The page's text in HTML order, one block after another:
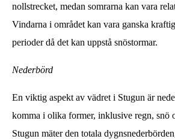
nollstrecket, medan somrarna kan vara
Vindarna i området kan vara ganska
perioder då det kan uppstå snöstormar.
Nederbörd
En viktig aspekt av vädret i Stugun är
komma i olika former, inklusive regn, snö
Stugun mäter den totala